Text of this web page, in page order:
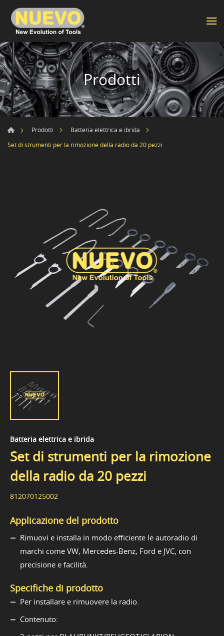
Prodotti
Prodotti
Batteria elettrica e ibrida
Set di strumenti per la rimozione della radio da 20 pezzi
Batteria elettrica e ibrida
Set di strumenti per la rimozione
della radio da 20 pezzi
812070125002
Applicazione del prodotto
Rimuovi e installa in modo efficiente le autoradio di
marchi come VW, Mercedes-Benz, Ford e JVC, con
precisione e facilità.
Specifiche di prodotto
Per installare e rimuovere la radio.
Contenuto: